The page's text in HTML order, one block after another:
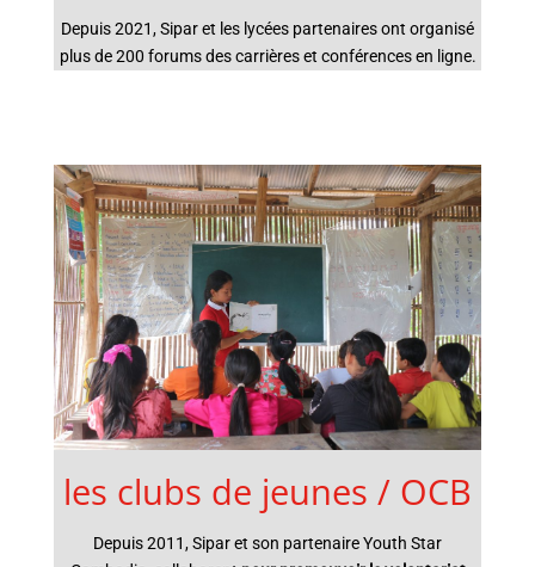
Depuis 2021, Sipar et les lycées partenaires ont organisé
plus de 200 forums des carrières et conférences en ligne.
les clubs de jeunes / OCB
Depuis 2011, Sipar et son partenaire Youth Star